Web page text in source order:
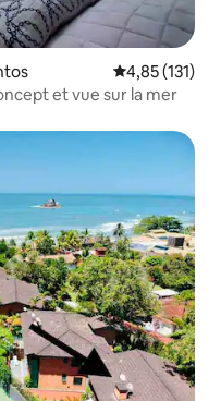
Évaluation
4,85 (131)
et vue sur la mer